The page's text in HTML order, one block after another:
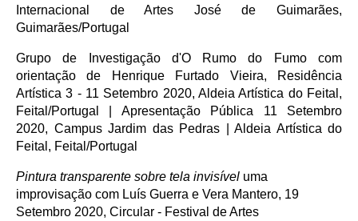
Internacional de Artes José de Guimarães,
Guimarães/Portugal
Grupo de Investigação d'O Rumo do Fumo com
orientação de Henrique Furtado Vieira, Residência
Artística 3 - 11 Setembro 2020, Aldeia Artística do Feital,
Feital/Portugal | Apresentação Pública 11 Setembro
2020, Campus Jardim das Pedras | Aldeia Artística do
Feital, Feital/Portugal
Pintura transparente sobre tela invisível uma
improvisação com Luís Guerra e Vera Mantero, 19
Setembro 2020, Circular - Festival de Artes